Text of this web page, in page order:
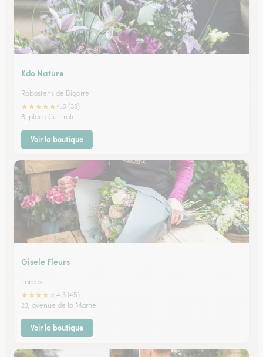
Kdo Nature
Rabastens de Bigorre
★★★★★4.6 (33)
8, place Centrale
Voir la boutique
Gisele Fleurs
Tarbes
★★★★
4.3 (45)
23, avenue de la Marne
Voir la boutique